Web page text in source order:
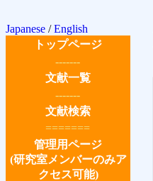
Japanese /English
トップページ
-------
文献一覧
-------
文献検索
=======
管理用ページ
(研究室メンバーのみア
クセス可能)